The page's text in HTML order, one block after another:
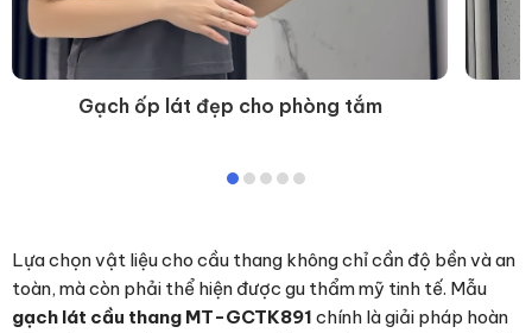
Gạch ốp lát đẹp cho phòng tắm
Lựa chọn vật liệu cho cầu thang không chỉ cần độ bền và an
toàn, mà còn phải thể hiện được gu thẩm mỹ tinh tế. Mẫu
gạch lát cầu thang MT-GCTK891 chính là giải pháp hoàn